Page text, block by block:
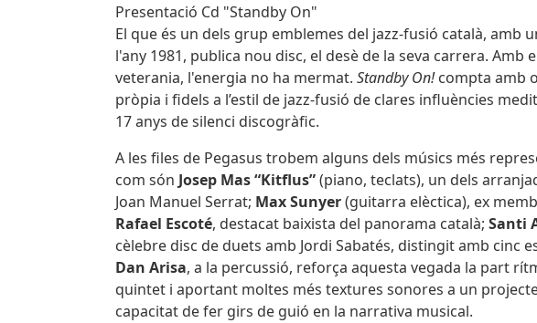
Subtitol
Presentació Cd "Standby On"
Body
El que és un dels grup emblemes del jazz-fusió català, amb
l'any 1981, publica nou disc, el desè de la seva carrera. Amb
veterania, l'energia no ha mermat. Standby On!compta amb
pròpia i fidels a l’estil de jazz-fusió de clares influències
17 anys de silenci discogràfic.
A les files de Pegasus trobem alguns dels músics més
com són Josep Mas “Kitflus”(piano, teclats), un dels
Joan Manuel Serrat; Max Sunyer(guitarra elèctica), ex
Rafael Escoté, destacat baixista del panorama català; Santi
cèlebre disc de duets amb Jordi Sabatés, distingit amb cinc
Dan Arisa, a la percussió, reforça aquesta vegada la part
quintet i aportant moltes més textures sonores a un
capacitat de fer girs de guió en la narrativa musical.